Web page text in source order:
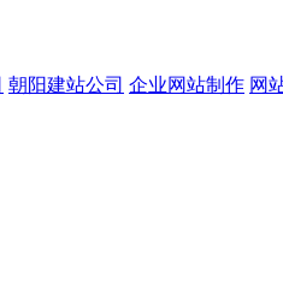
朝阳建站公司 企业网站制作 网